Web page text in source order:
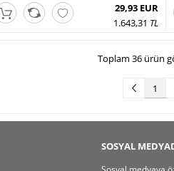
29,93 EUR
1.643,31 TL
Toplam 36 ürün
1
SOSYAL